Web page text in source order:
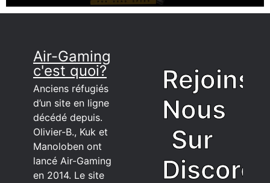
Air-Gaming
c'est quoi?
Anciens réfugiés
d’un site en ligne
décédé depuis.
Olivier-B., Kuk et
Manoloben ont
lancé Air-Gaming
en 2014. Le site
Rejoins
Nous
Sur
Discord